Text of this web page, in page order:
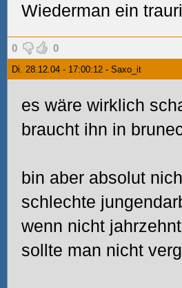
Wiederman ein
0 0
Di. 28.12.04 - 17:00:12 - Saxo_it
es wäre wirklich
braucht ihn in
bin aber absolut
schlechte
wenn nicht
sollte man nicht